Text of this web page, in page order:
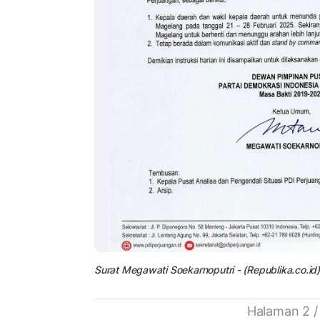
Surat Megawati Soekarnoputri - (Republika.co.id)
Halaman 2